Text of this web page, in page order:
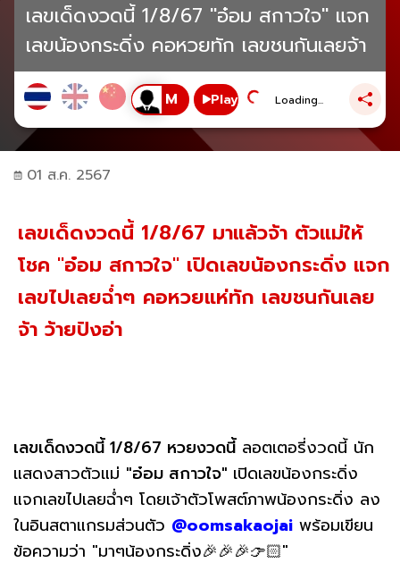
เลขเด็ดงวดนี้ 1/8/67 "อ๋อม สกาวใจ" แจก
เลขน้องกระดิ่ง คอหวยทัก เลขชนกันเลยจ้า
Play Loading...
01 ส.ค. 2567
เลขเด็ดงวดนี้ 1/8/67 มาแล้วจ้า ตัวแม่ให้
โชค "อ๋อม สกาวใจ" เปิดเลขน้องกระดิ่ง แจก
เลขไปเลยฉ่ำๆ คอหวยแห่ทัก เลขชนกันเลย
จ้า ว้ายปังอ่า
เลขเด็ดงวดนี้ 1/8/67 หวยงวดนี้ลอตเตอรี่งวดนี้ นัก
แสดงสาวตัวแม่ "อ๋อม สกาวใจ" เปิดเลขน้องกระดิ่ง
แจกเลขไปเลยฉ่ำๆ โดยเจ้าตัวโพสต์ภาพน้องกระดิ่ง ลง
ในอินสตาแกรมส่วนตัว @oomsakaojai พร้อมเขียน
ข้อความว่า "มาๆน้องกระดิ่ง🎉🎉🎉👉🏻"